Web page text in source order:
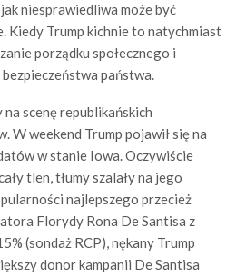
niesprawiedliwa może być
Kiedy Trump kichnie to natychmiast
porządku społecznego i
państwa.
na scenę republikańskich
W weekend Trump pojawił się na
w stanie Iowa. Oczywiście
tlen, tłumy szalały na jego
najlepszego przecież
Florydy Rona De Santisa z
(sondaż RCP), nękany Trump
donor kampanii De Santisa